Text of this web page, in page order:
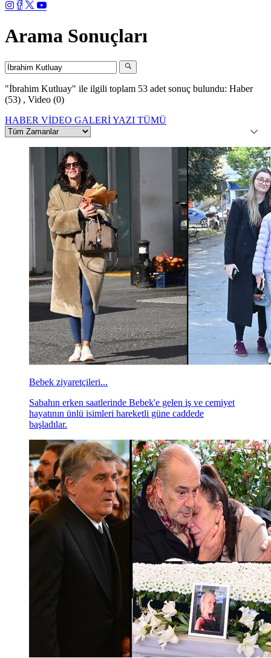
Arama Sonuçları
"İbrahim Kutluay" ile ilgili toplam 53 adet sonuç bulundu: Haber
(53) , Video (0)
HABER VİDEO GALERİYAZI TÜMÜ
Bebek ziyaretçileri...
Sabahın erken saatlerinde Bebek'e gelen iş ve cemiyet
hayatının ünlü isimleri hareketli güne caddede
başladılar.